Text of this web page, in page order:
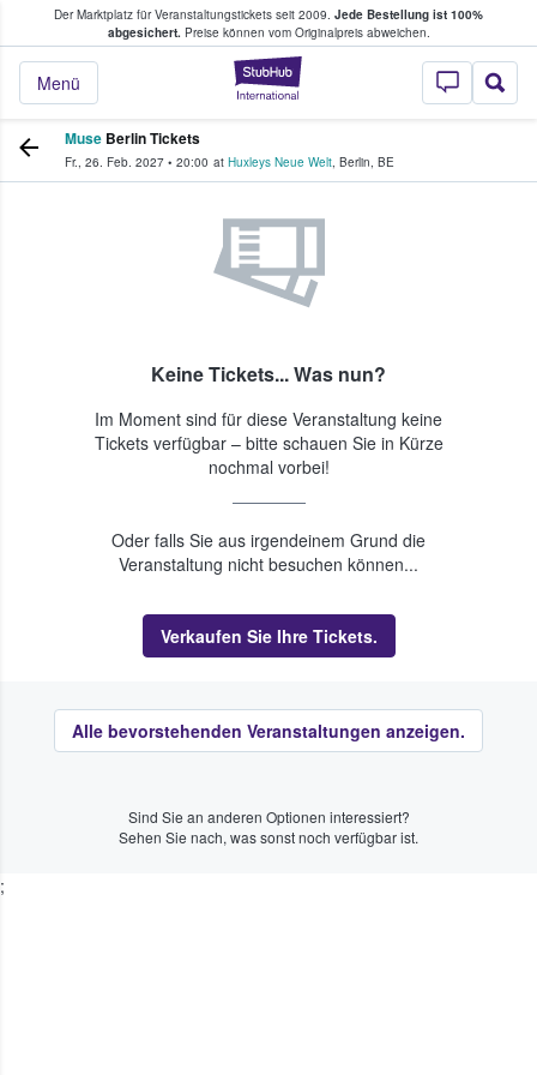
Der Marktplatz für Veranstaltungstickets seit 2009. Jede Bestellung ist 100%
abgesichert.Preise können vom Originalpreis abweichen.
StubHub - Wo
Menü
Tickets kaufen & verkaufen
Muse Berlin Tickets
Fr., 26. Feb. 2027 • 20:00 at Huxleys Neue Welt, Berlin, BE
Keine Tickets... Was nun?
Im Moment sind für diese Veranstaltung keine
Tickets verfügbar – bitte schauen Sie in Kürze
nochmal vorbei!
Oder falls Sie aus irgendeinem Grund die
Veranstaltung nicht besuchen können...
Verkaufen Sie Ihre Tickets.
Alle bevorstehenden Veranstaltungen anzeigen.
Sind Sie an anderen Optionen interessiert?
Sehen Sie nach, was sonst noch verfügbar ist.
;